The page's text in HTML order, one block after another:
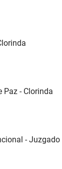
Paz - Clorinda
- Juzgado